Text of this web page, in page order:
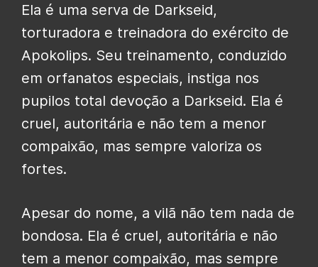
Ela é uma serva de Darkseid,
torturadora e treinadora do exército de
Apokolips. Seu treinamento, conduzido
em orfanatos especiais, instiga nos
pupilos total devoção a Darkseid. Ela é
cruel, autoritária e não tem a menor
compaixão, mas sempre valoriza os
fortes.
Apesar do nome, a vilã não tem nada de
bondosa. Ela é cruel, autoritária e não
tem a menor compaixão, mas sempre